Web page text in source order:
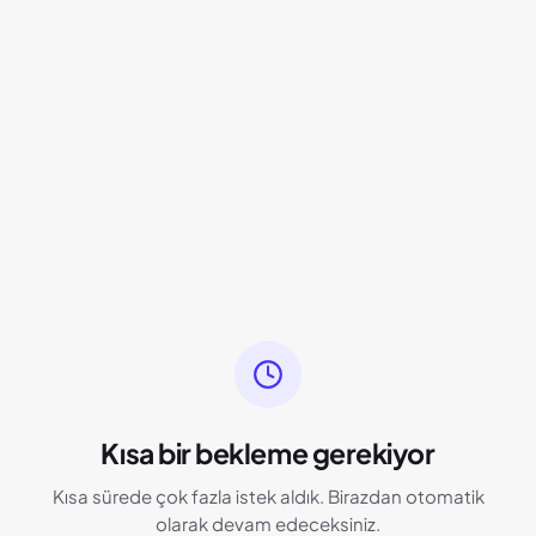
Kısa bir bekleme gerekiyor
Kısa sürede çok fazla istek aldık. Birazdan otomatik
olarak devam edeceksiniz.